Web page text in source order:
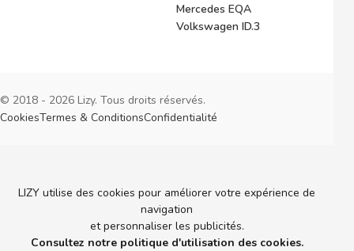
Mercedes EQA
Volkswagen ID.3
© 2018 - 2026 Lizy. Tous droits réservés.
CookiesTermes & ConditionsConfidentialité
Cookies
LIZY utilise des cookies pour améliorer votre expérience de
navigation
et personnaliser les publicités.
Consultez notre politique d'utilisation des cookies.